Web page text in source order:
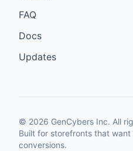
FAQ
Docs
Updates
© 2026 GenCybers Inc. All
Built for storefronts that
conversions.